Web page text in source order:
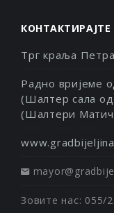
КОНТАКТИРАЈТЕ
Трг краља
Радно вријеме
(Шалтер сала
(Шалтери
Зовите нас: 055/